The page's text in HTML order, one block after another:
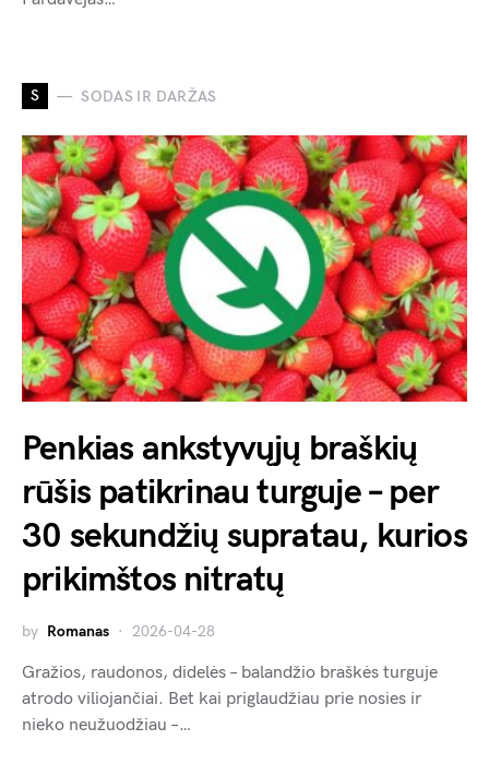
S SODAS IR DARŽAS
Penkias ankstyvųjų braškių
rūšis patikrinau turguje – per
30 sekundžių supratau, kurios
prikimštos nitratų
by Romanas 2026-04-28
Gražios, raudonos, didelės – balandžio braškės turguje
atrodo viliojančiai. Bet kai priglaudžiau prie nosies ir
nieko neužuodžiau –…